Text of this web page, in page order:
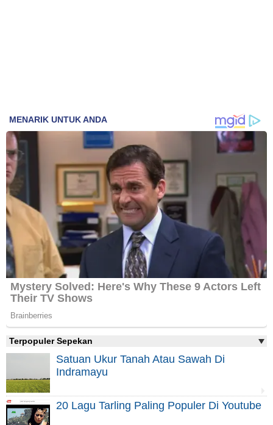
Terpopuler Sepekan
Satuan Ukur Tanah Atau Sawah Di
Indramayu
20 Lagu Tarling Paling Populer Di Youtube